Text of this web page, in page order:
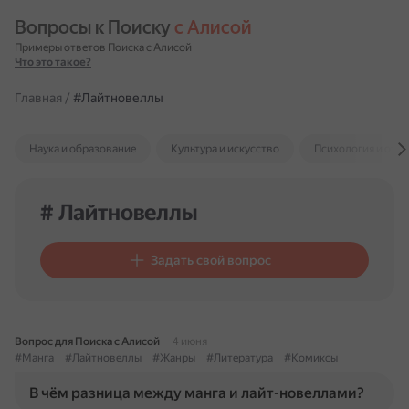
Вопросы к Поиску с Алисой
Примеры ответов Поиска с Алисой
Что это такое?
Главная / #Лайтновеллы
Наука и образование Культура и искусство Психология и
# Лайтновеллы
Задать свой вопрос
Вопрос для Поиска с Алисой
4 июня
#Манга
#Лайтновеллы #Жанры #Литература #Комиксы
В чём разница между манга и лайт-новеллами?